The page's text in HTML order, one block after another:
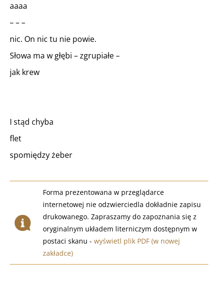
aaaa
– – –
nic. On nic tu nie powie.
Słowa ma w głębi – zgrupiałe –
jak krew
I stąd chyba
flet
spomiędzy żeber
Forma prezentowana w przeglądarce
internetowej nie odzwierciedla dokładnie zapisu
drukowanego. Zapraszamy do zapoznania się z
oryginalnym układem literniczym dostępnym w
postaci skanu - wyświetl plik PDF (w nowej
zakładce)